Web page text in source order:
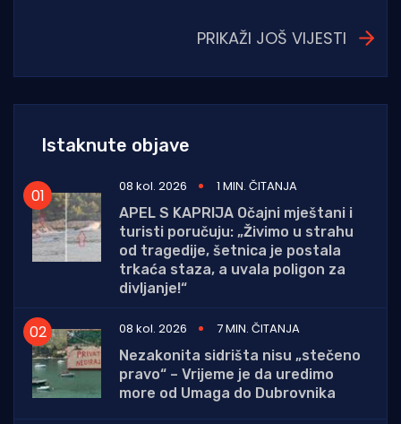
PRIKAŽI JOŠ VIJESTI
Istaknute objave
08 kol. 2026
1 MIN. ČITANJA
APEL S KAPRIJA Očajni mještani i
turisti poručuju: „Živimo u strahu
od tragedije, šetnica je postala
trkaća staza, a uvala poligon za
divljanje!“
08 kol. 2026
7 MIN. ČITANJA
Nezakonita sidrišta nisu „stečeno
pravo“ – Vrijeme je da uredimo
more od Umaga do Dubrovnika